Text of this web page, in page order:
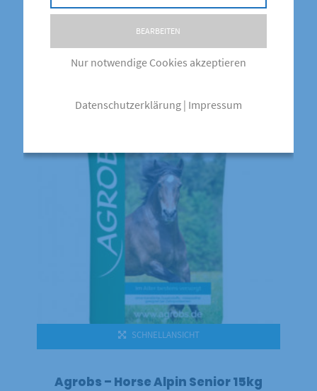
Ähnliche Produkte
SCHNELLANSICHT
Agrobs – Horse Alpin Senior 15kg
BEARBEITEN
Nur notwendige Cookies akzeptieren
Datenschutzerklärung | Impressum